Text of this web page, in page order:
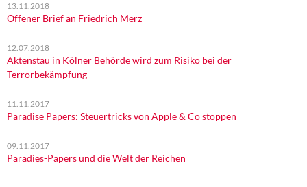
13.11.2018
Offener Brief an Friedrich Merz
12.07.2018
Aktenstau in Kölner Behörde wird zum Risiko bei der
Terrorbekämpfung
11.11.2017
Paradise Papers: Steuertricks von Apple & Co stoppen
09.11.2017
Paradies-Papers und die Welt der Reichen